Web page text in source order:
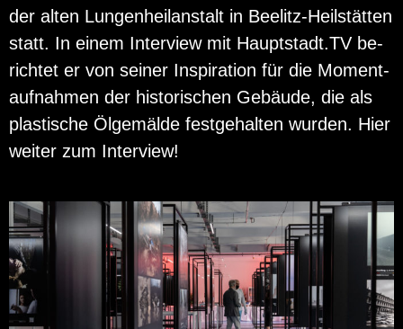
der alten Lun­gen­heil­an­stalt in Bee­litz-Heil­stät­ten
statt. In einem In­ter­view mit Haupt­stadt.TV be­
rich­tet er von sei­ner In­spi­ra­ti­on für die Mo­ment­
auf­nah­men der his­to­ri­schen Ge­bäu­de, die als
plas­ti­sche Öl­ge­mäl­de fest­ge­hal­ten wur­den. Hier
wei­ter zum In­ter­view!